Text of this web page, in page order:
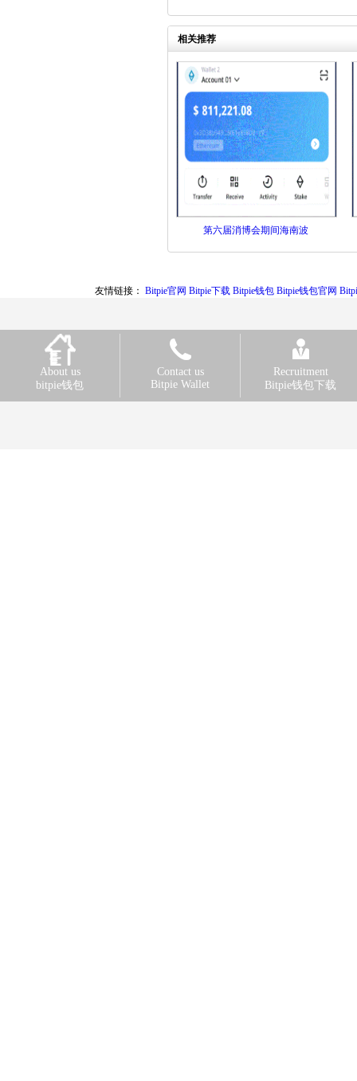
相关推荐
第六届消博会期间海南波
友情链接： Bitpie官网 Bitpie下载 Bitpie钱包 Bitpie钱包官网
About us
bitpie钱包
Contact us
Bitpie Wallet
Recruitment
Bitpie钱包下载